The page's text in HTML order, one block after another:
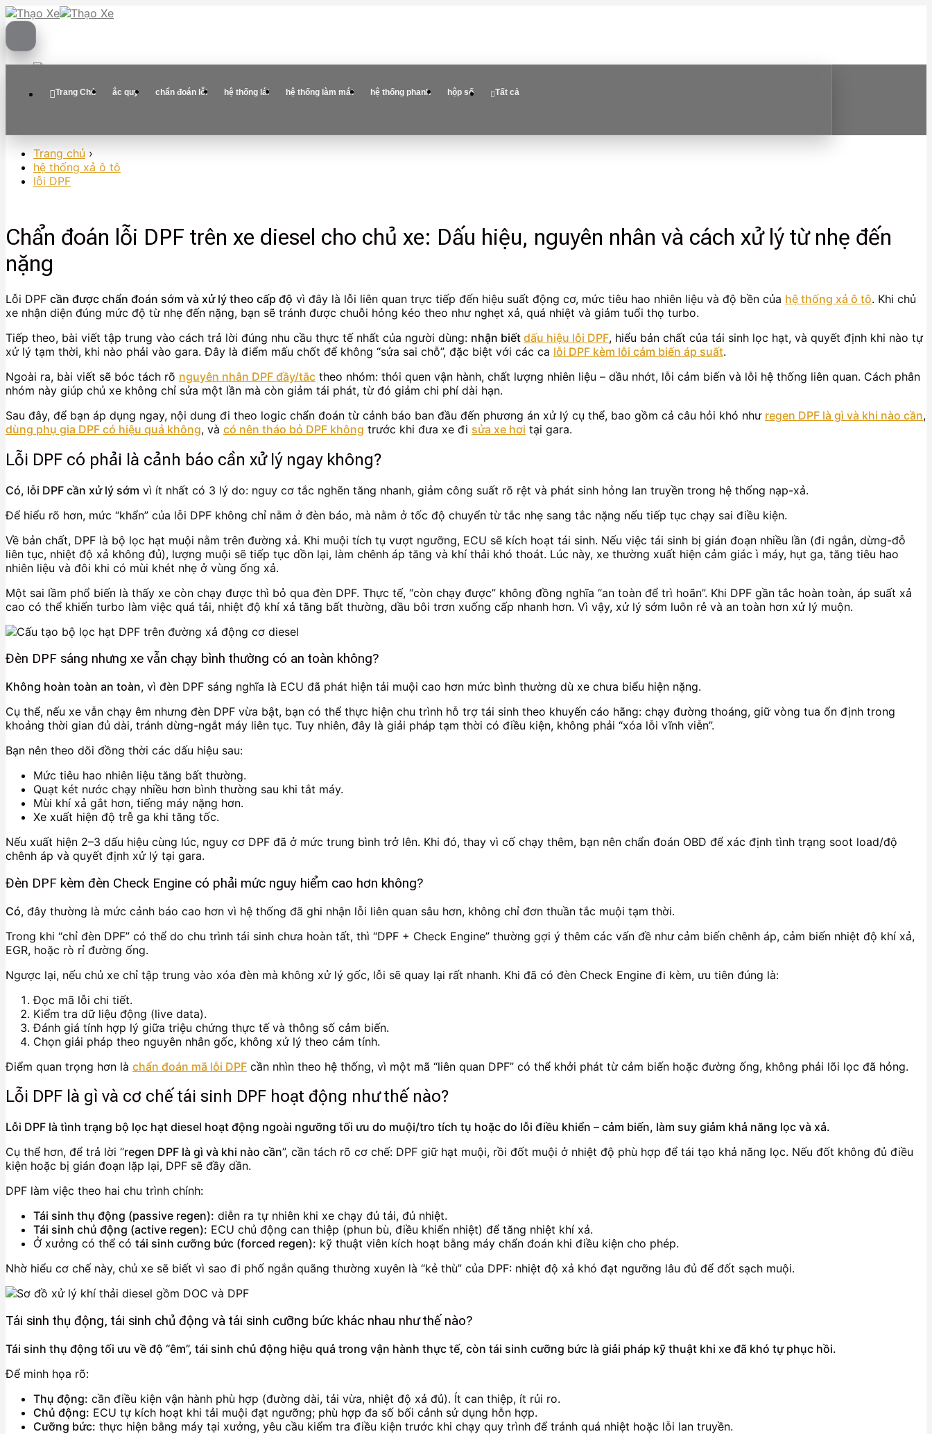
Skip
to
Trang Chủ ắc quy chẩn đoán lỗi hệ thống lái hệ thống làm mát hệ thống phanh hộp số Tất cả
Trang chủ ›
hệ thống xả ô tô
lỗi DPF
Chẩn đoán lỗi DPF trên xe diesel cho chủ xe: Dấu hiệu, nguyên nhân và cách xử lý từ nhẹ đến
nặng
Lỗi DPF cần được chẩn đoán sớm và xử lý theo cấp độ vì đây là lỗi liên quan trực tiếp đến hiệu suất động cơ, mức tiêu hao nhiên liệu và độ bền của hệ thống xả ô tô. Khi chủ
xe nhận diện đúng mức độ từ nhẹ đến nặng, bạn sẽ tránh được chuỗi hỏng kéo theo như nghẹt xả, quá nhiệt và giảm tuổi thọ turbo.
Tiếp theo, bài viết tập trung vào cách trả lời đúng nhu cầu thực tế nhất của người dùng: nhận biết dấu hiệu lỗi DPF, hiểu bản chất của tái sinh lọc hạt, và quyết định khi nào tự
xử lý tạm thời, khi nào phải vào gara. Đây là điểm mấu chốt để không “sửa sai chỗ”, đặc biệt với các ca lỗi DPF kèm lỗi cảm biến áp suất.
Ngoài ra, bài viết sẽ bóc tách rõ nguyên nhân DPF đầy/tắc theo nhóm: thói quen vận hành, chất lượng nhiên liệu – dầu nhớt, lỗi cảm biến và lỗi hệ thống liên quan. Cách phân
nhóm này giúp chủ xe không chỉ sửa một lần mà còn giảm tái phát, từ đó giảm chi phí dài hạn.
Sau đây, để bạn áp dụng ngay, nội dung đi theo logic chẩn đoán từ cảnh báo ban đầu đến phương án xử lý cụ thể, bao gồm cả câu hỏi khó như regen DPF là gì và khi nào cần,
dùng phụ gia DPF có hiệu quả không, và có nên tháo bỏ DPF không trước khi đưa xe đi sửa xe hơi tại gara.
Lỗi DPF có phải là cảnh báo cần xử lý ngay không?
Có, lỗi DPF cần xử lý sớm vì ít nhất có 3 lý do: nguy cơ tắc nghẽn tăng nhanh, giảm công suất rõ rệt và phát sinh hỏng lan truyền trong hệ thống nạp-xả.
Để hiểu rõ hơn, mức “khẩn” của lỗi DPF không chỉ nằm ở đèn báo, mà nằm ở tốc độ chuyển từ tắc nhẹ sang tắc nặng nếu tiếp tục chạy sai điều kiện.
Về bản chất, DPF là bộ lọc hạt muội nằm trên đường xả. Khi muội tích tụ vượt ngưỡng, ECU sẽ kích hoạt tái sinh. Nếu việc tái sinh bị gián đoạn nhiều lần (đi ngắn, dừng-đỗ
liên tục, nhiệt độ xả không đủ), lượng muội sẽ tiếp tục dồn lại, làm chênh áp tăng và khí thải khó thoát. Lúc này, xe thường xuất hiện cảm giác ì máy, hụt ga, tăng tiêu hao
nhiên liệu và đôi khi có mùi khét nhẹ ở vùng ống xả.
Một sai lầm phổ biến là thấy xe còn chạy được thì bỏ qua đèn DPF. Thực tế, “còn chạy được” không đồng nghĩa “an toàn để trì hoãn”. Khi DPF gần tắc hoàn toàn, áp suất xả
cao có thể khiến turbo làm việc quá tải, nhiệt độ khí xả tăng bất thường, dầu bôi trơn xuống cấp nhanh hơn. Vì vậy, xử lý sớm luôn rẻ và an toàn hơn xử lý muộn.
Đèn DPF sáng nhưng xe vẫn chạy bình thường có an toàn không?
Không hoàn toàn an toàn, vì đèn DPF sáng nghĩa là ECU đã phát hiện tải muội cao hơn mức bình thường dù xe chưa biểu hiện nặng.
Cụ thể, nếu xe vẫn chạy êm nhưng đèn DPF vừa bật, bạn có thể thực hiện chu trình hỗ trợ tái sinh theo khuyến cáo hãng: chạy đường thoáng, giữ vòng tua ổn định trong
khoảng thời gian đủ dài, tránh dừng-ngắt máy liên tục. Tuy nhiên, đây là giải pháp tạm thời có điều kiện, không phải “xóa lỗi vĩnh viễn”.
Bạn nên theo dõi đồng thời các dấu hiệu sau:
Mức tiêu hao nhiên liệu tăng bất thường.
Quạt két nước chạy nhiều hơn bình thường sau khi tắt máy.
Mùi khí xả gắt hơn, tiếng máy nặng hơn.
Xe xuất hiện độ trễ ga khi tăng tốc.
Nếu xuất hiện 2–3 dấu hiệu cùng lúc, nguy cơ DPF đã ở mức trung bình trở lên. Khi đó, thay vì cố chạy thêm, bạn nên chẩn đoán OBD để xác định tình trạng soot load/độ
chênh áp và quyết định xử lý tại gara.
Đèn DPF kèm đèn Check Engine có phải mức nguy hiểm cao hơn không?
Có, đây thường là mức cảnh báo cao hơn vì hệ thống đã ghi nhận lỗi liên quan sâu hơn, không chỉ đơn thuần tắc muội tạm thời.
Trong khi “chỉ đèn DPF” có thể do chu trình tái sinh chưa hoàn tất, thì “DPF + Check Engine” thường gợi ý thêm các vấn đề như cảm biến chênh áp, cảm biến nhiệt độ khí xả,
EGR, hoặc rò rỉ đường ống.
Ngược lại, nếu chủ xe chỉ tập trung vào xóa đèn mà không xử lý gốc, lỗi sẽ quay lại rất nhanh. Khi đã có đèn Check Engine đi kèm, ưu tiên đúng là:
Đọc mã lỗi chi tiết.
Kiểm tra dữ liệu động (live data).
Đánh giá tính hợp lý giữa triệu chứng thực tế và thông số cảm biến.
Chọn giải pháp theo nguyên nhân gốc, không xử lý theo cảm tính.
Điểm quan trọng hơn là chẩn đoán mã lỗi DPF cần nhìn theo hệ thống, vì một mã “liên quan DPF” có thể khởi phát từ cảm biến hoặc đường ống, không phải lõi lọc đã hỏng.
Lỗi DPF là gì và cơ chế tái sinh DPF hoạt động như thế nào?
Lỗi DPF là tình trạng bộ lọc hạt diesel hoạt động ngoài ngưỡng tối ưu do muội/tro tích tụ hoặc do lỗi điều khiển – cảm biến, làm suy giảm khả năng lọc và xả.
Cụ thể hơn, để trả lời “regen DPF là gì và khi nào cần”, cần tách rõ cơ chế: DPF giữ hạt muội, rồi đốt muội ở nhiệt độ phù hợp để tái tạo khả năng lọc. Nếu đốt không đủ điều
kiện hoặc bị gián đoạn lặp lại, DPF sẽ đầy dần.
DPF làm việc theo hai chu trình chính:
Tái sinh thụ động (passive regen): diễn ra tự nhiên khi xe chạy đủ tải, đủ nhiệt.
Tái sinh chủ động (active regen): ECU chủ động can thiệp (phun bù, điều khiển nhiệt) để tăng nhiệt khí xả.
Ở xưởng có thể có tái sinh cưỡng bức (forced regen): kỹ thuật viên kích hoạt bằng máy chẩn đoán khi điều kiện cho phép.
Nhờ hiểu cơ chế này, chủ xe sẽ biết vì sao đi phố ngắn quãng thường xuyên là “kẻ thù” của DPF: nhiệt độ xả khó đạt ngưỡng lâu đủ để đốt sạch muội.
Tái sinh thụ động, tái sinh chủ động và tái sinh cưỡng bức khác nhau như thế nào?
Tái sinh thụ động tối ưu về độ “êm”, tái sinh chủ động hiệu quả trong vận hành thực tế, còn tái sinh cưỡng bức là giải pháp kỹ thuật khi xe đã khó tự phục hồi.
Để minh họa rõ:
Thụ động: cần điều kiện vận hành phù hợp (đường dài, tải vừa, nhiệt độ xả đủ). Ít can thiệp, ít rủi ro.
Chủ động: ECU tự kích hoạt khi tải muội đạt ngưỡng; phù hợp đa số bối cảnh sử dụng hỗn hợp.
Cưỡng bức: thực hiện bằng máy tại xưởng, yêu cầu kiểm tra điều kiện trước khi chạy quy trình để tránh quá nhiệt hoặc lỗi lan truyền.